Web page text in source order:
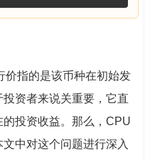
价指的是该币种在初始发
资者来说关重要，它直
投资收益。那么，CPU
中对这个问题进行深入